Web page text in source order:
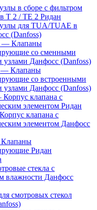
в сборе с фильтром
T 2 / TE 2 Ридан
для TUA/TUAE в
(Danfoss)
— Клапаны
со сменными
Данфосс (Danfoss)
Клапаны
со встроенными
Данфосс (Danfoss)
клапана с
элементом Ридан
клапана с
элементом Данфосс
Ридан
стекла с
влажности Данфосс
смотровых стекол